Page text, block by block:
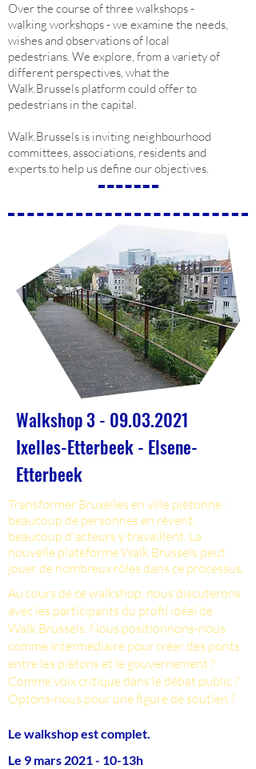
Over the course of three walkshops -
walking workshops - we examine the needs,
wishes and observations of local
pedestrians. We explore, from a variety of
different perspectives, what the
Walk.Brussels platform could offer to
pedestrians in the capital.
​Walk.Brussels is inviting neighbourhood
committees, associations, residents and
experts to help us define our objectives.
Walkshop3 - 09.03.2021
Ixelles-Etterbeek - Elsene-
Etterbeek
Transformer Bruxelles en ville piétonne :
beaucoup de personnes en rêvent,
beaucoup d'acteurs y travaillent. La
nouvelle plateforme Walk.Brussels peut
jouer de nombreux rôles dans ce processus.
Au cours de ce walkshop, nous discuterons
avec les participants du profil idéal de
Walk.Brussels. Nous positionnons-nous
comme intermédiaire pour créer des ponts
entre les piétons et le gouvernement ?
Comme voix critique dans le débat public ?
Optons-nous pour une figure de soutien ?
Le walkshop est complet.
Le 9 mars 2021 - 10-13h